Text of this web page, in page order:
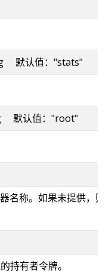
默认值："stats"
默认值："root"
名称。如果未提供，则
持有者令牌。